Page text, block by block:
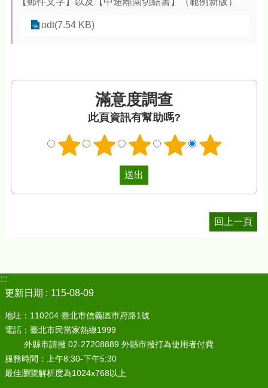
odt(7.54 KB)
滿意度調查
此頁資訊有幫助嗎?
回上一頁
:::
更新日期
115-08-09
地址：110204 臺北市信義區市府路1號
電話：臺北市民當家熱線1999
外縣市請撥 02-27208889 外縣市撥打為使用者付費
服務時間：上午8:30-下午5:30
最佳瀏覽解析度為1024x768以上